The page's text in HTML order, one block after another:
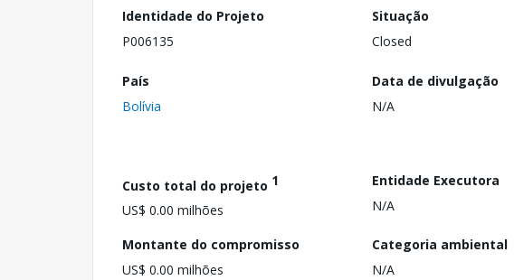
Identidade do Projeto
P006135
Situação
Closed
País
Bolívia
Data de divulgação
N/A
Custo total do projeto 1
US$ 0.00 milhões
Entidade Executora
N/A
Montante do compromisso
US$ 0.00 milhões
Categoria ambiental
N/A